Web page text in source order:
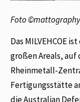
Foto
Das MILVEHCOE
großen Areals, auf
Rheinmetall-
Fertigungsstätte
die Australian